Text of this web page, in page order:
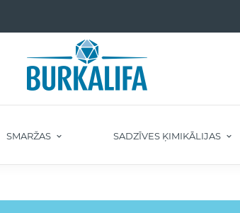
SMARŽAS SADZĪVES ĶIMIKĀLIJAS